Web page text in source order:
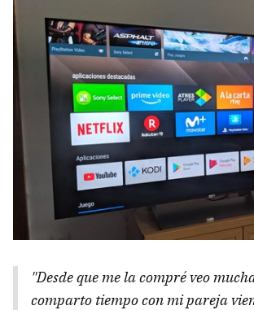
"Desde que me la compré veo
comparto tiempo con mi pareja